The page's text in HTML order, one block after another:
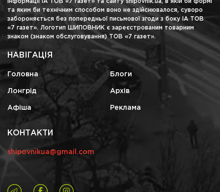
інформації ІА ТОВ «7 газет» та сайту shipovnik.ua, в якій би формі
та яким би технічним способом воно не здійснювалося, суворо
забороняється без попередньої письмової згоди з боку ІА ТОВ
«7 газет». Логотип ШИПОВНИК є зареєстрованим товарним
знаком (знаком обслуговування) ТОВ «7 газет».
НАВІГАЦІЯ
Головна Блоги
Лонгрід Архів
Афіша Реклама
КОНТАКТИ
shipovnikua@gmail.com